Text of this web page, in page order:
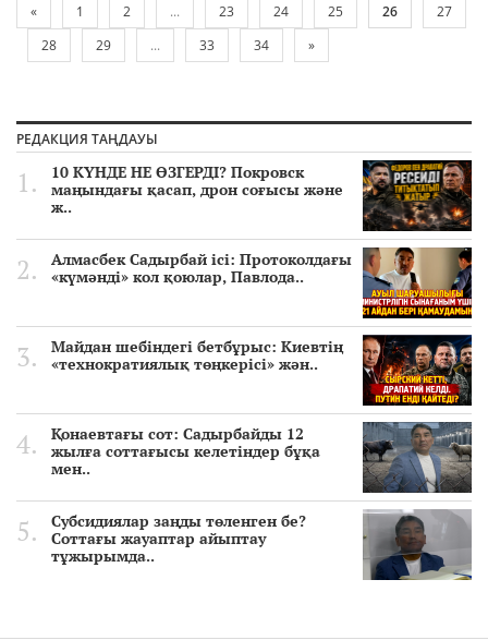
« 1 2 ... 23 24 25 26
27
28
29 ... 33 34 »
РЕДАКЦИЯ ТАҢДАУЫ
10 КҮНДЕ НЕ ӨЗГЕРДІ? Покровск
маңындағы қасап, дрон соғысы және
ж..
Алмасбек Садырбай ісі: Протоколдағы
«күмәнді» кол қоюлар, Павлода..
Майдан шебіндегі бетбұрыс: Киевтің
«технократиялық төңкерісі» жән..
Қонаевтағы сот: Садырбайды 12
жылға соттағысы келетіндер бұқа
мен..
Субсидиялар заңды төленген бе?
Соттағы жауаптар айыптау
тұжырымда..